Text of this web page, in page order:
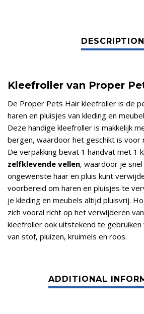
Kleefroller van Proper
De Proper Pets Hair kleefroller is de
haren en pluisjes van kleding en
Deze handige kleefroller is makkelijk
bergen, waardoor het geschikt is voor
De verpakking bevat 1 handvat met 1
zelfklevende vellen, waardoor je
ongewenste haar en pluis kunt
voorbereid om haren en pluisjes te
je kleding en meubels altijd pluisvrij.
zich vooral richt op het verwijderen
kleefroller ook uitstekend te
van stof, pluizen, kruimels en roos.